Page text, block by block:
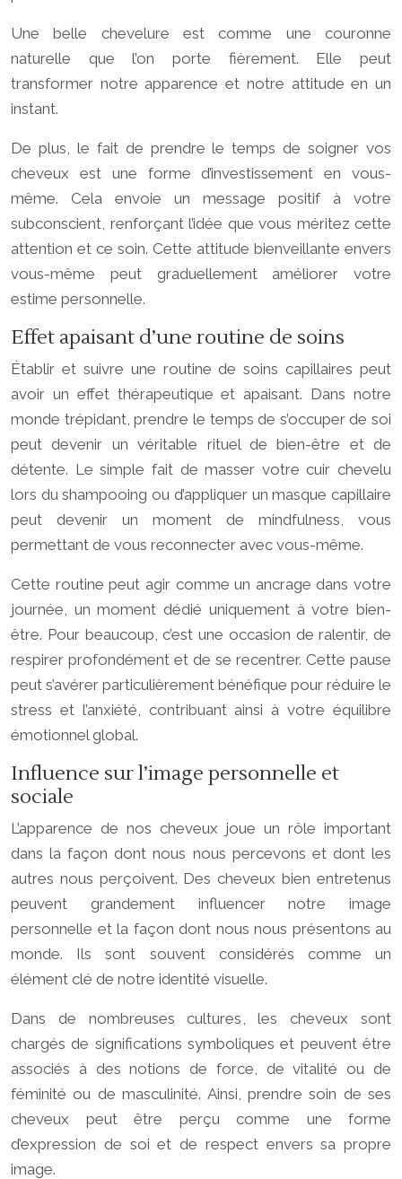
Une belle chevelure est comme une couronne
naturelle que l’on porte fièrement. Elle peut
transformer notre apparence et notre attitude en un
instant.
De plus, le fait de prendre le temps de soigner vos
cheveux est une forme d’investissement en vous-
même. Cela envoie un message positif à votre
subconscient, renforçant l’idée que vous méritez cette
attention et ce soin. Cette attitude bienveillante envers
vous-même peut graduellement améliorer votre
estime personnelle.
Effet apaisant d’une routine de soins
Établir et suivre une routine de soins capillaires peut
avoir un effet thérapeutique et apaisant. Dans notre
monde trépidant, prendre le temps de s’occuper de soi
peut devenir un véritable rituel de bien-être et de
détente. Le simple fait de masser votre cuir chevelu
lors du shampooing ou d’appliquer un masque capillaire
peut devenir un moment de mindfulness, vous
permettant de vous reconnecter avec vous-même.
Cette routine peut agir comme un ancrage dans votre
journée, un moment dédié uniquement à votre bien-
être. Pour beaucoup, c’est une occasion de ralentir, de
respirer profondément et de se recentrer. Cette pause
peut s’avérer particulièrement bénéfique pour réduire le
stress et l’anxiété, contribuant ainsi à votre équilibre
émotionnel global.
Influence sur l’image personnelle et
sociale
L’apparence de nos cheveux joue un rôle important
dans la façon dont nous nous percevons et dont les
autres nous perçoivent. Des cheveux bien entretenus
peuvent grandement influencer notre image
personnelle et la façon dont nous nous présentons au
monde. Ils sont souvent considérés comme un
élément clé de notre identité visuelle.
Dans de nombreuses cultures, les cheveux sont
chargés de significations symboliques et peuvent être
associés à des notions de force, de vitalité ou de
féminité ou de masculinité. Ainsi, prendre soin de ses
cheveux peut être perçu comme une forme
d’expression de soi et de respect envers sa propre
image.